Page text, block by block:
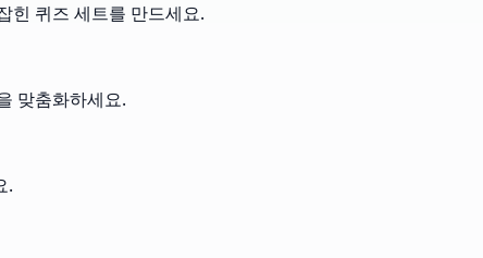
힌 퀴즈 세트를 만드세요.
맞춤화하세요.
.